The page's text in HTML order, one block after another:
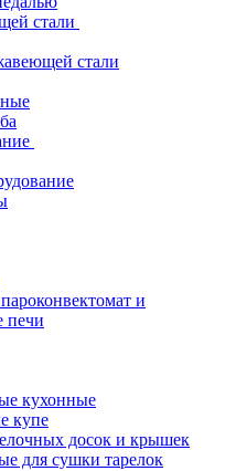
стали
стали
и
печи
кухонные
купе
досок и крышек
для сушки тарелок